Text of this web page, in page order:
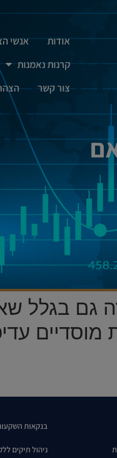
אודות אנשי
קרנות נאמנות
צור קשר
גם בגלל
בנקאות
ניהול תיקים